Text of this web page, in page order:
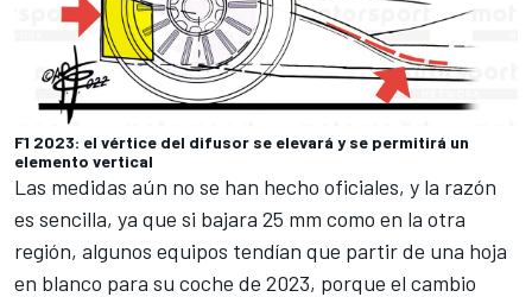
F1 2023: el vértice del difusor se elevará y se permitirá un
elemento vertical
Las medidas aún no se han hecho oficiales, y la razón
es sencilla, ya que si bajara 25 mm como en la otra
región, algunos equipos tendían que partir de una hoja
en blanco para su coche de 2023, porque el cambio